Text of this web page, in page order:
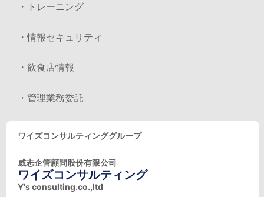
・トレーニング
・情報セキュリティ
・飲食店情報
・管理業務委託
ワイズコンサルティンググループ
威志企管顧問股份有限公司
ワイズコンサルティング
Y's consulting.co.,ltd